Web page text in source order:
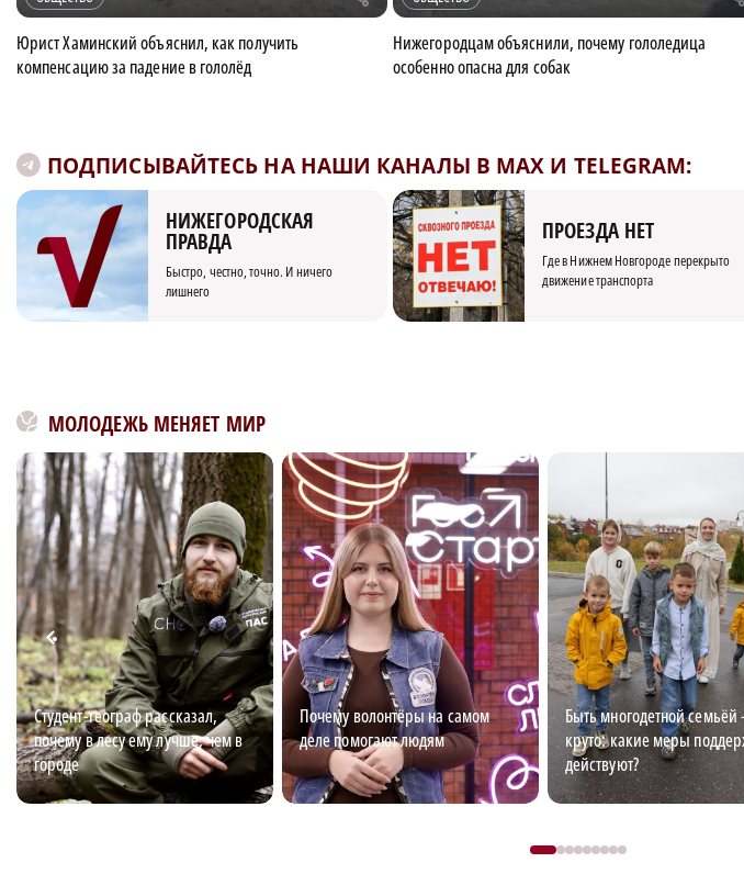
Юрист Хаминский объяснил, как получить
компенсацию за падение в гололёд
Нижегородцам объяснили, почему гололедица
особенно опасна для собак
ПОДПИСЫВАЙТЕСЬ НА НАШИ КАНАЛЫ В MAX И TELEGRAM:
НИЖЕГОРОДСКАЯ
ПРАВДА
Быстро, честно, точно. И ничего
лишнего
ПРОЕЗДА НЕТ
Где в Нижнем Новгороде перекрыто
движение транспорта
МОЛОДЕЖЬ МЕНЯЕТ МИР
Студент-географ рассказал,
почему в лесу ему лучше, чем в
городе
Почему волонтёры на самом
деле помогают людям
Быть многодетной семьёй
круто: какие меры
действуют?